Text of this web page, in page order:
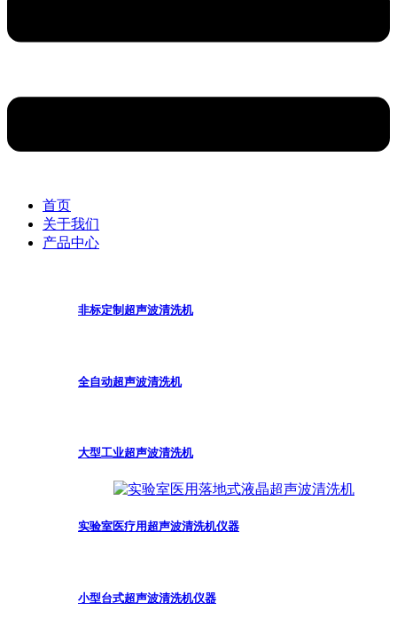
首页
关于我们
产品中心
非标定制超声波清洗机
全自动超声波清洗机
大型工业超声波清洗机
实验室医疗用超声波清洗机仪器
小型台式超声波清洗机仪器